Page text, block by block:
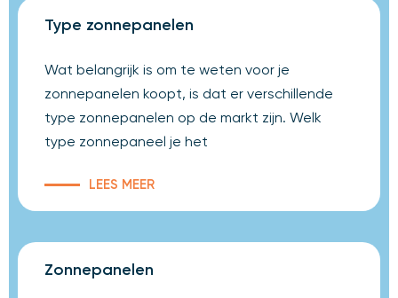
Type zonnepanelen
Wat belangrijk is om te weten voor je
zonnepanelen koopt, is dat er verschillende
type zonnepanelen op de markt zijn. Welk
type zonnepaneel je het
LEES MEER
Zonnepanelen